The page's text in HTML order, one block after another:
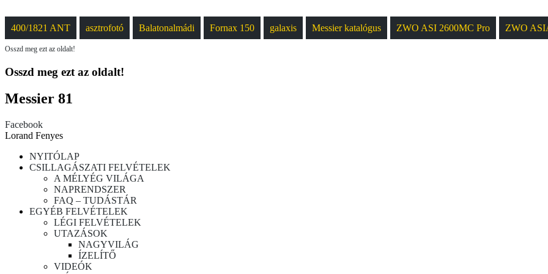
400/1821 ANT asztrofotó Balatonalmádi Fornax 150 galaxis Messier katalógus ZWO ASI 2600MC Pro ZWO
Osszd meg ezt az oldalt!
Osszd meg ezt az oldalt!
Messier 81
Facebook
Lorand Fenyes
NYITÓLAP
CSILLAGÁSZATI FELVÉTELEK
A MÉLYÉG VILÁGA
NAPRENDSZER
FAQ – TUDÁSTÁR
EGYÉB FELVÉTELEK
LÉGI FELVÉTELEK
UTAZÁSOK
NAGYVILÁG
ÍZELÍTŐ
VIDEÓK